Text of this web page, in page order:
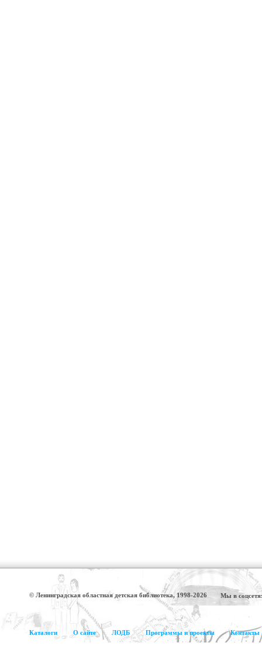
© Ленинградская областная детская библиотека, 1998-2026 Мы в
Каталоги О сайте ЛОДБ Программы и проекты Контакты